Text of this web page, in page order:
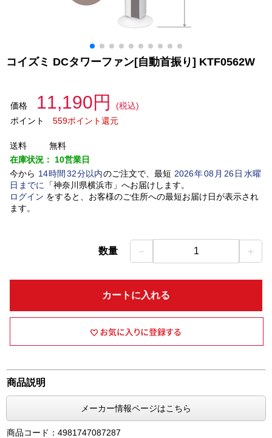
コイズミ DCタワーファン[自動首振り] KTF0562W
価格 11,190円
(税込)
ポイント
559ポイント還元
送料
無料
在庫状況： 10営業日
今から 14時間 32分以内のご注文で、最短 2026年08 月 26日水曜
日 までに 「神奈川県横浜市」 へお届けします。
ログイン をすると、お客様のご住所への最短お届け日が表示され
ます。
数量 － 1 ＋
カートに入れる
商品説明
メーカー情報ページはこちら
商品コード：4981747087287